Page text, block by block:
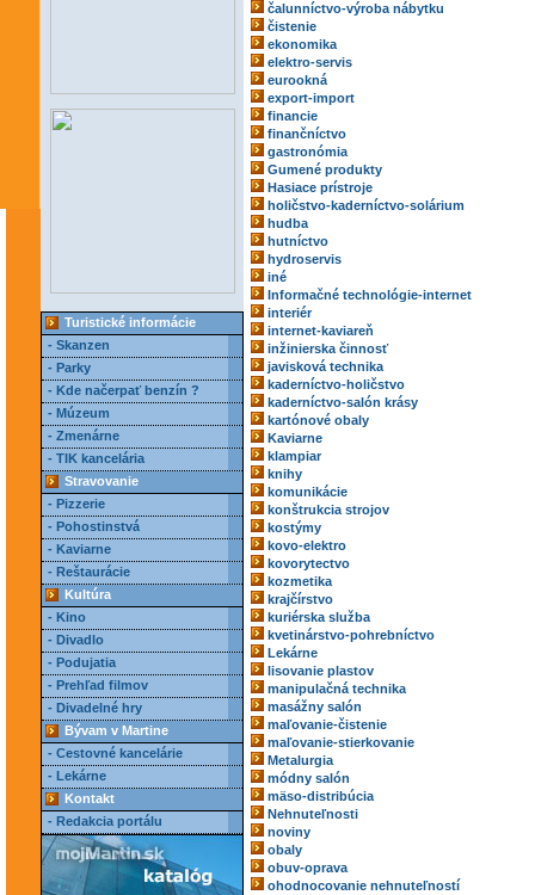
Turistické informácie
- Skanzen
- Parky
- Kde načerpať benzín ?
- Múzeum
- Zmenárne
- TIK kancelária
Stravovanie
- Pizzerie
- Pohostinstvá
- Kaviarne
- Reštaurácie
Kultúra
- Kino
- Divadlo
- Podujatia
- Prehľad filmov
- Divadelné hry
Bývam v Martine
- Cestovné kancelárie
- Lekárne
Kontakt
- Redakcia portálu
čalunníctvo-výroba nábytku
čistenie
ekonomika
elektro-servis
eurookná
export-import
financie
finančníctvo
gastronómia
Gumené produkty
Hasiace prístroje
holičstvo-kaderníctvo-solárium
hudba
hutníctvo
hydroservis
iné
Informačné technológie-internet
interiér
internet-kaviareň
inžinierska činnosť
javisková technika
kaderníctvo-holičstvo
kaderníctvo-salón krásy
kartónové obaly
Kaviarne
klampiar
knihy
komunikácie
konštrukcia strojov
kostýmy
kovo-elektro
kovorytectvo
kozmetika
krajčírstvo
kuriérska služba
kvetinárstvo-pohrebníctvo
Lekárne
lisovanie plastov
manipulačná technika
masážny salón
maľovanie-čistenie
maľovanie-stierkovanie
Metalurgia
módny salón
mäso-distribúcia
Nehnuteľnosti
noviny
obaly
obuv-oprava
ohodnocovanie nehnuteľností